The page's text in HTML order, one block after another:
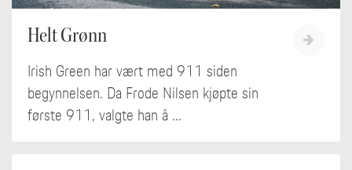
Helt Grønn
Irish Green har vært med 911 siden
begynnelsen. Da Frode Nilsen kjøpte sin
første 911, valgte han å ...